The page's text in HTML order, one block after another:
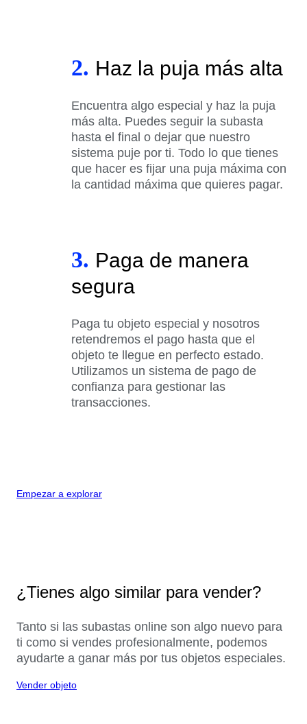
2. Haz la puja más alta
Encuentra algo especial y haz la puja
más alta. Puedes seguir la subasta
hasta el final o dejar que nuestro
sistema puje por ti. Todo lo que tienes
que hacer es fijar una puja máxima con
la cantidad máxima que quieres pagar.
3. Paga de manera
segura
Paga tu objeto especial y nosotros
retendremos el pago hasta que el
objeto te llegue en perfecto estado.
Utilizamos un sistema de pago de
confianza para gestionar las
transacciones.
Empezar a explorar
¿Tienes algo similar para vender?
Tanto si las subastas online son algo nuevo para
ti como si vendes profesionalmente, podemos
ayudarte a ganar más por tus objetos especiales.
Vender objeto